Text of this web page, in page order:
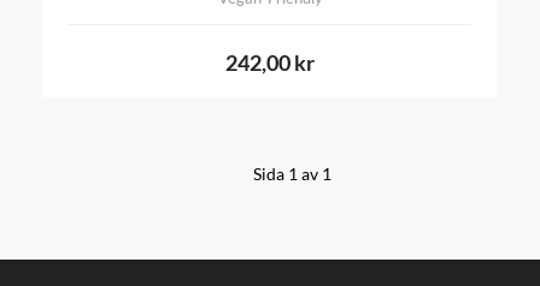
242,00 kr
Sida 1 av 1